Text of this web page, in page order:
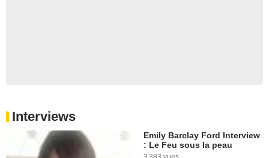
Interviews
Emily Barclay Ford Interview
: Le Feu sous la peau